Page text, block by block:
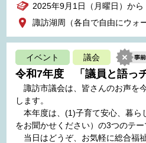
2025年9月1日（月曜日）から
諏訪湖周（各自で自由にウォ
イベント 議会
令和7年度 「議員と語っ
諏訪市議会は、皆さんのお声を
します。
本年度は、(1)子育て安心、暮
をお聞かせください）の3つのテ
当日はどうぞ、お気軽に総合福